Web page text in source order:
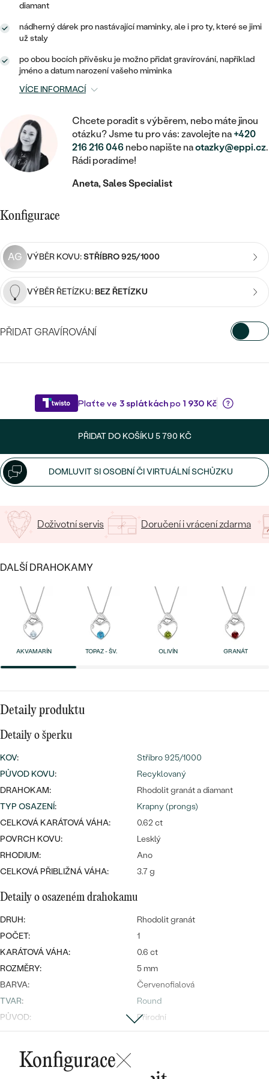
RUČNĚ RYTÉ
S VÝPLNÍ
SVATEBNÍ SETY
CENOVĚ DOSTUPNÉ
LUXUSNÍ
Nejprodávanější
PROHLÉDNOUT
ZAČÍT S BAREVNÝM DIAMANTEM
DLE DRAHOKAMU
LAB-GROWN DIAMANT
MOISSANIT
ČERNÝ DIAMANT
SALT AND PEPPER DIAMANT
DRAHOKAM
STŘÍBRO
Wave kolekce
PROHLÉDNOUT
DĚTSKÉ ŠPERKY
DOPLŇKY
DLE MATERIÁLU
ZLATO
STŘÍBRO
S DIAMANTY
S DRAHOKAMY
PERSONALIZOVANÉ
MINIMALISTICKÉ
PODLE BARVY
PODLE TVARU KAMENE
NA MÍRU
DIAMANTY
Bestsellery
DĚTSKÉ
PIERCING
DLE KAMENE
S DRAHOKAMY
S PERLAMI
CENOVĚ DOSTUPNÉ
LUXUSNÍ
Nejprodávanější
náušnice
PROHLÉDNOUT
VE TVARU SRDCE
DLE DRAHOKAMU
S DIAMANTY
DLE CENY
CENOVĚ DOSTUPNÉ
Personalizované
přívěsky
STATEMENT
PEČETNÍ
PERSONALIZOVANÉ
DLE DRAHOKAMU
S DIAMANTY
S DRAHOKAMY
S PERLAMI
DLE CENY
CENOVĚ DOSTUPNÉ
LUXUSNÍ
Nejprodávanější
prsteny
diamant
nádherný dárek pro nastávající maminky, ale i pro ty, které se jimi
už staly
po obou bocích přívěsku je možno přidat gravírování, například
jméno a datum narození vašeho miminka
VÍCE INFORMACÍ
Chcete poradit s výběrem, nebo máte jinou
otázku? Jsme tu pro vás: zavolejte na+420
216 216 046 nebo napište naotazky@eppi.cz.
Rádi poradíme!
Aneta, Sales Specialist
Konfigurace
AG VÝBĚR KOVU:STŘÍBRO 925/1000
VÝBĚR ŘETÍZKU:BEZ ŘETÍZKU
PŘIDAT GRAVÍROVÁNÍ
Napište iniciály/text
/ 16 ZNAKŮ
PŘIDAT DO KOŠÍKU 5 790 KČ
DOMLUVIT SI OSOBNÍ ČI VIRTUÁLNÍ SCHŮZKU
Doživotní servis Doručení i vrácení zdarma
DALŠÍ DRAHOKAMY
AKVAMARÍN TOPAZ - ŠV. OLIVÍN GRANÁT
Detaily produktu
Detaily o šperku
KOV:
Stříbro 925/1000
PŮVOD KOVU:
Recyklovaný
DRAHOKAM:
Rhodolit granát a diamant
TYP OSAZENÍ:
Krapny (prongs)
CELKOVÁ KARÁTOVÁ VÁHA:
0.62 ct
POVRCH KOVU:
Lesklý
RHODIUM:
Ano
CELKOVÁ PŘIBLIŽNÁ VÁHA:
3.7 g
Detaily o osazeném drahokamu
DRUH:
Rhodolit granát
POČET:
1
KARÁTOVÁ VÁHA:
0.6 ct
ROZMĚRY:
5 mm
BARVA:
Červenofialová
TVAR:
Round
PŮVOD:
Přírodní
DRUH:Konfigurace